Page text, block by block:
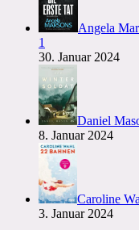
Angela
1
30. Januar 2024
Daniel
8. Januar 2024
Caroline
3. Januar 2024